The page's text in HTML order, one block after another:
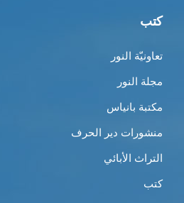
كتب
تعاونيّة النور
مجلة النور
مكتبة بانياس
منشورات دير الحرف
التراث الأبائي
كتب